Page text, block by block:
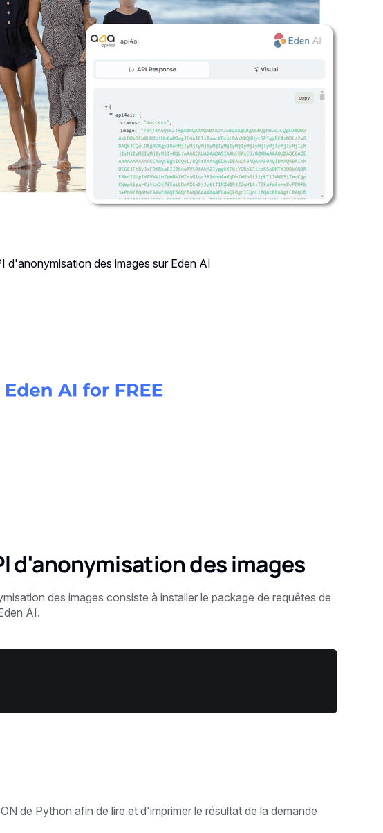
d'anonymisation des images sur Eden AI
d'anonymisation des images
des images consiste à installer le package de requêtes de
AI.
de Python afin de lire et d'imprimer le résultat de la demande